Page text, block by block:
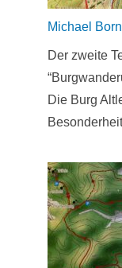
Michael
Der zweite
Die Burg